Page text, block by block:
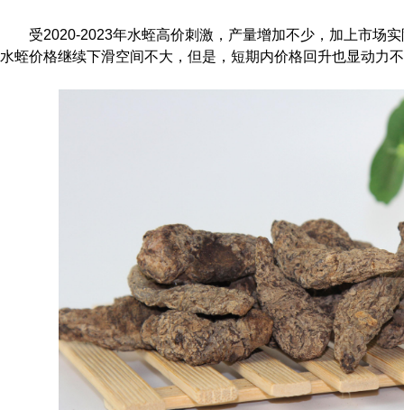
受2020-2023年水蛭高价刺激，产量增加不少，加上市场
水蛭价格继续下滑空间不大，但是，短期内价格回升也显动力